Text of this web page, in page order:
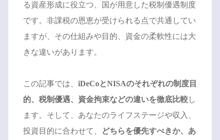
る資産形成に役立つ、国が用意した税制優遇制度
です。非課税の恩恵が受けられる点で共通してい
ますが、その仕組みや目的、資金の柔軟性には大
きな違いがあります。
この記事では、 iDeCoとNISAのそれぞれの制度目
的、税制優遇、資金拘束などの違いを徹底比較し
ます。そして、あなたのライフステージや収入、
投資目的に合わせて、
どちらを優先すべきか、あ